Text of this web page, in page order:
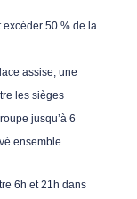
excéder 50 % de la
assise, une
les sièges
jusqu’à 6
ensemble.
6h et 21h dans